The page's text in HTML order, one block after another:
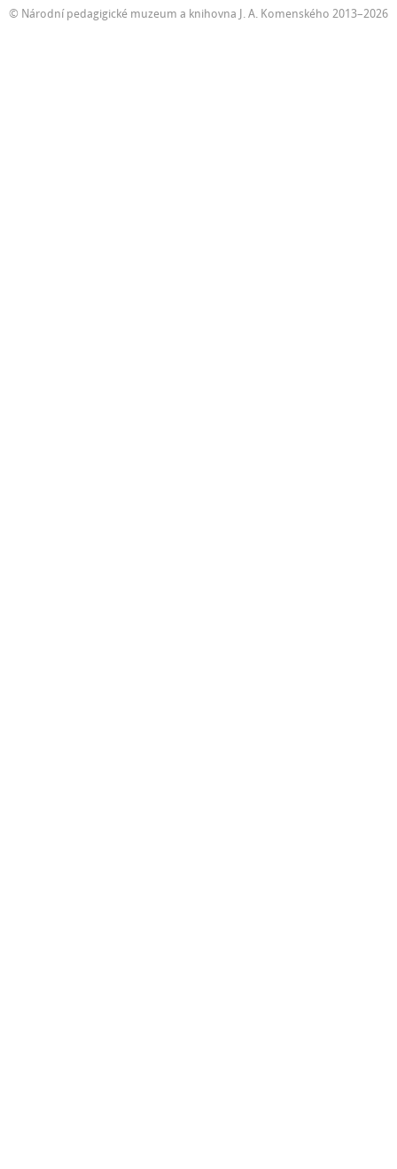
© Národní pedagigické muzeum a knihovna J. A. Komenského 2013–2026